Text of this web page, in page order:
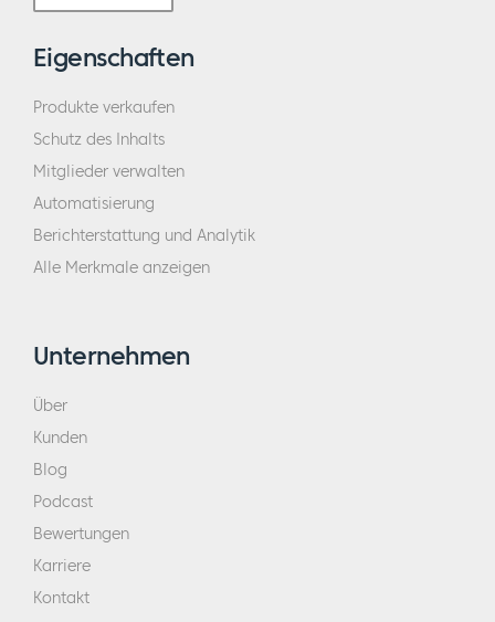
Eigenschaften
Produkte verkaufen
Schutz des Inhalts
Mitglieder verwalten
Automatisierung
Berichterstattung und Analytik
Alle Merkmale anzeigen
Unternehmen
Über
Kunden
Blog
Podcast
Bewertungen
Karriere
Kontakt